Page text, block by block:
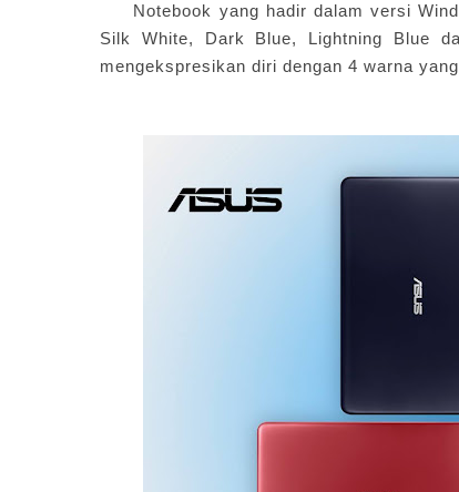
Notebook yang hadir dalam versi
Silk White, Dark Blue, Lightning Blue
mengekspresikan diri dengan 4 warna